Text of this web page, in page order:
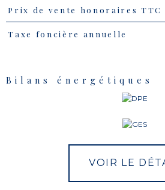
Caractéristiques Valeurs
Prix de vente honoraires TTC
Taxe foncière annuelle
Bilans énergétiques
VOIR LE